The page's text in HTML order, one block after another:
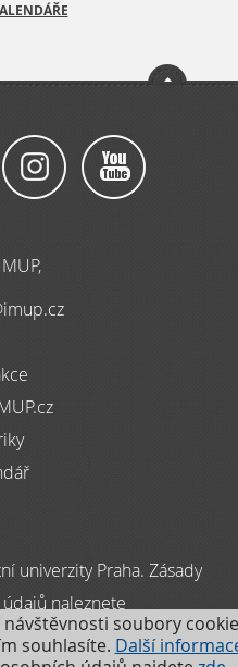
univerzity Praha. Zásady
naleznete
soubory
souhlasíte. Další